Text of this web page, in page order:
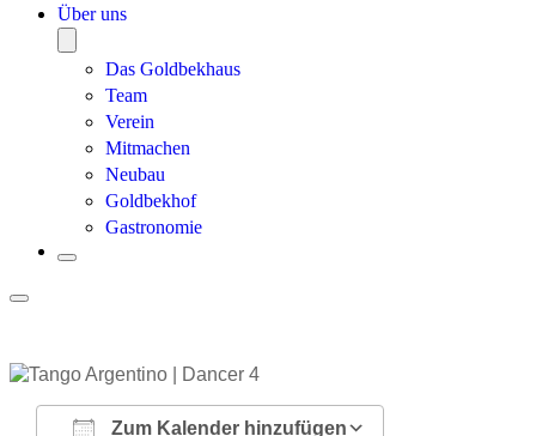
Über uns
Das Goldbekhaus
Team
Verein
Mitmachen
Neubau
Goldbekhof
Gastronomie
Zum Kalender hinzufügen